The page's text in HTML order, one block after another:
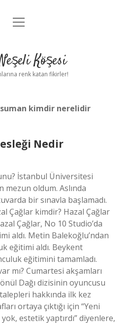
Anasayfa
Uyarı
menüyü
Köşesi
renk katan fikirler!
kimdir nerelidir
Nedir
İstanbul Üniversitesi
mezun oldum. Aslında
bir sınavla başlamadı.
Çağlar kimdir? Hazal Çağlar
Çağlar, No 10 Studio’da
aldı. Metin Balekoğlu’ndan
eğitimi aldı. Beykent
eğitimini tamamladı.
mı? Cumartesi akşamları
Dağı dizisinin oyuncusu
hakkında ilk kez
ortaya çıktığı için “Yeni
estetik yaptırdı” diyenlere,